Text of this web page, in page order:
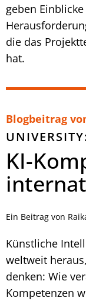
geben
die das
hat.
Blogbeitrag
KI-
Ein Beitrag von
Künstliche
weltweit
denken: Wie
Kompetenzen